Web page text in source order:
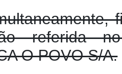
referida
O POVO S/A.